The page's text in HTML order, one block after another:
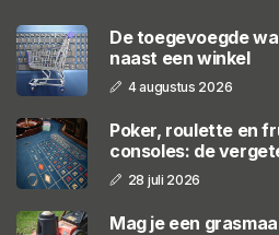
De toegevoegde
naast een winkel
4 augustus 2026
Poker, roulette en
consoles: de
28 juli 2026
Mag je een